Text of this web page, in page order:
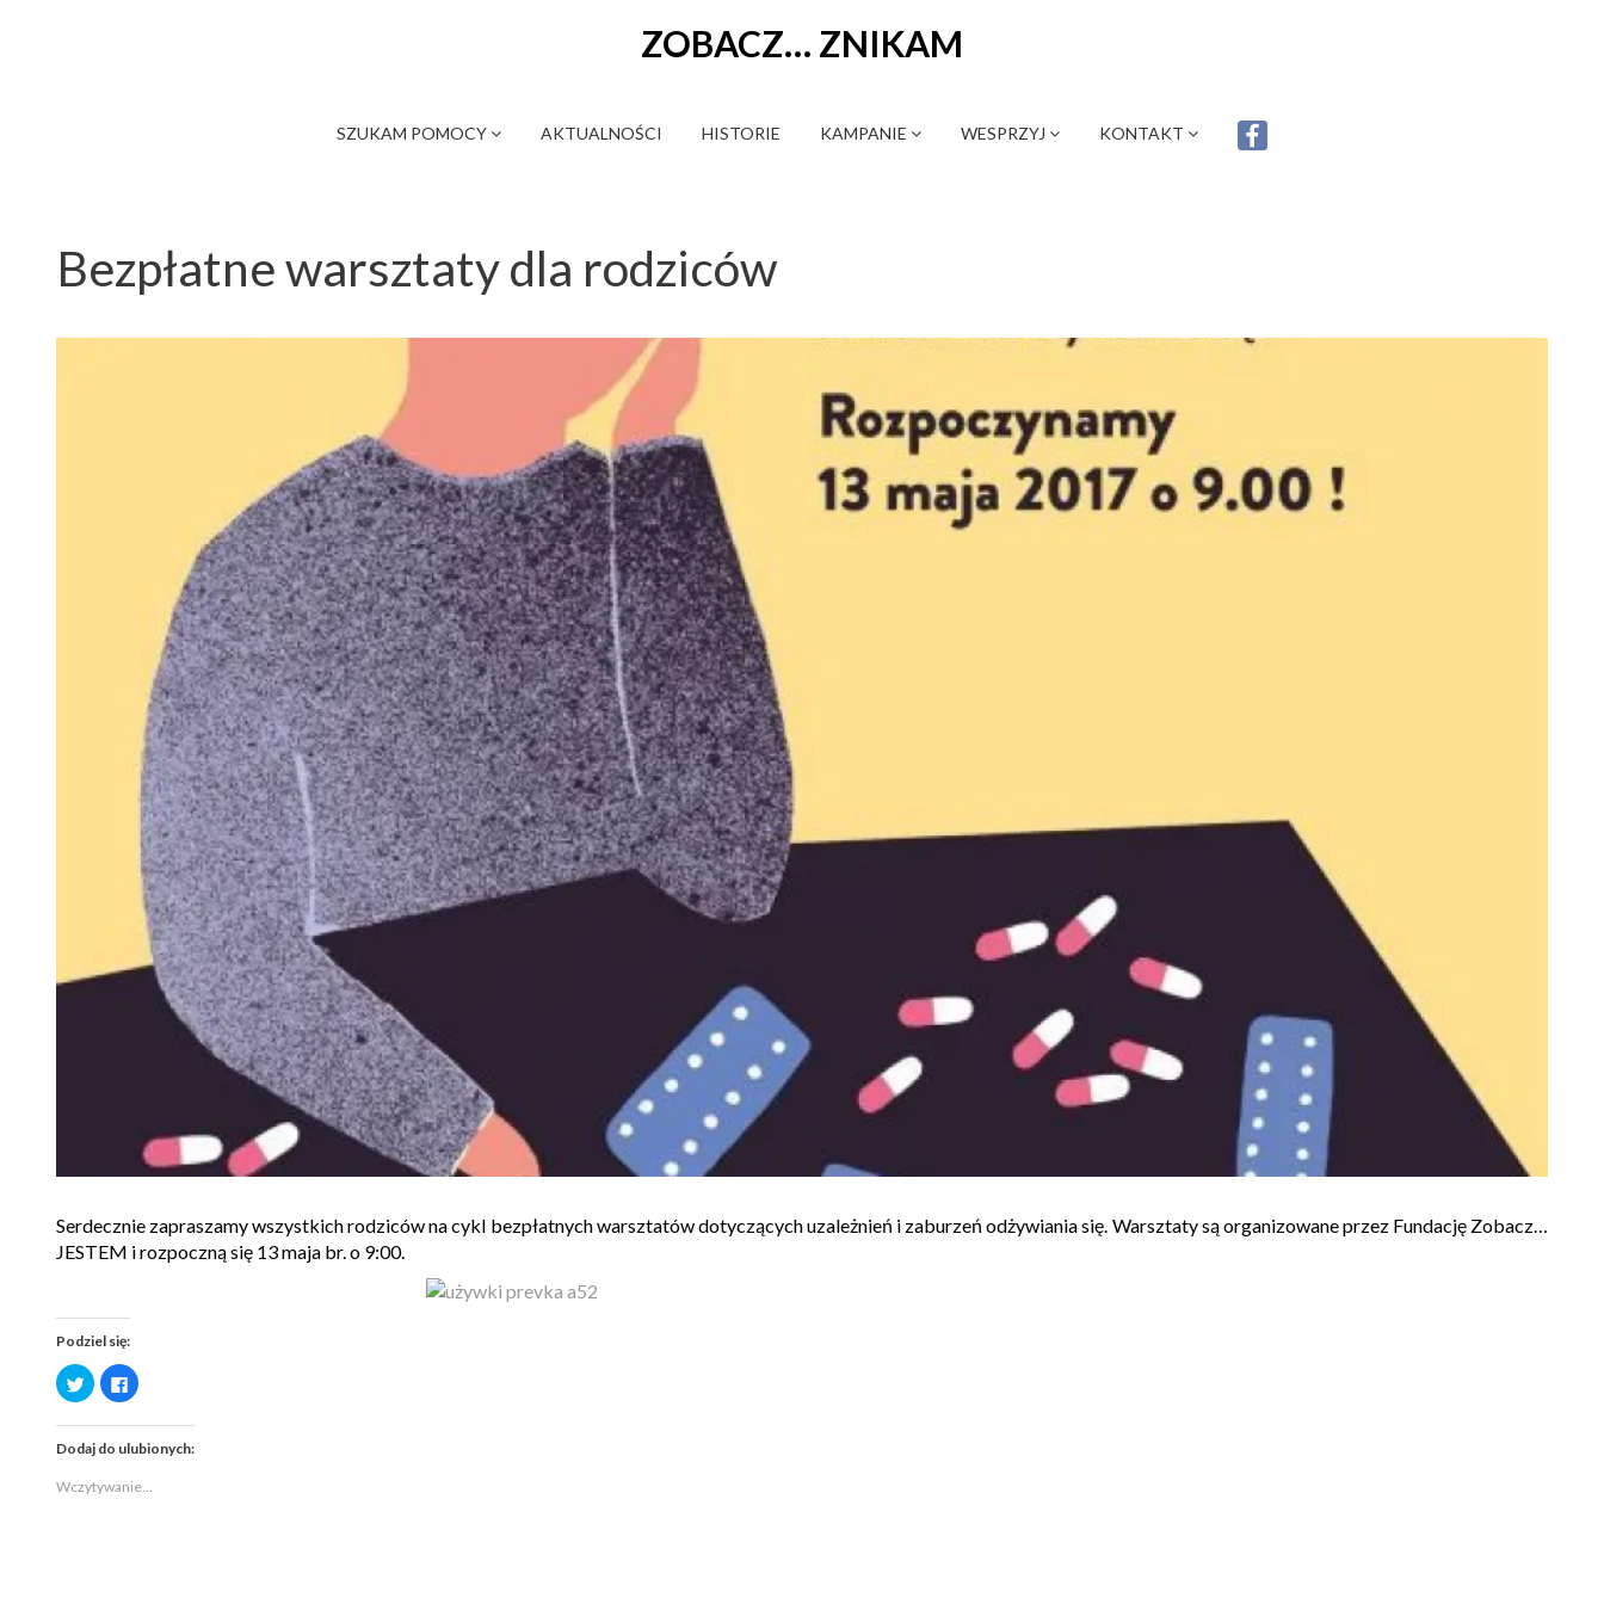
ZOBACZ… ZNIKAM
SZUKAM POMOCY AKTUALNOŚCI HISTORIE KAMPANIE WESPRZYJ KONTAKT
Bezpłatne warsztaty dla rodziców
Serdecznie zapraszamy wszystkich rodziców na cykl bezpłatnych warsztatów dotyczących uzależnień i zaburzeń odżywiania się. Warsztaty są organizowane przez Fundację Zobacz…
JESTEM i rozpoczną się 13 maja br. o 9:00.
Podziel się:
Udostępnij
na
Twitterze(Otwiera
się
nowym
Kliknij,
aby
na
się
nowym
oknie)
Dodaj do ulubionych:
Wczytywanie...